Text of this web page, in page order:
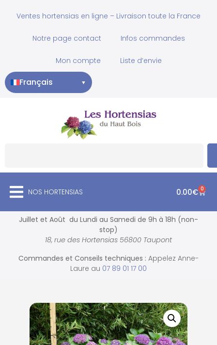
Ventes hortensias en ligne – Livraison toute la France
Notre page contact Infos commandes
Mon compte Liste d’envie
Français ▼
NOS HORTENSIAS 0.00€ 0
Juillet et Août du Lundi au Samedi de 9h à 18h (non-
stop)
18, rue des Hortensias 56800 Taupont
Commandes et Conseils techniques : Appelez Anne-
Laure au 07 89 01 17 00